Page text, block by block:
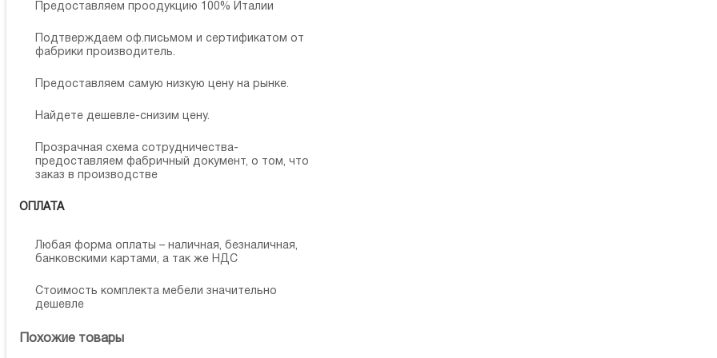
Предоставляем проодукцию 100% Италии
Подтверждаем оф.письмом и сертификатом от
фабрики производитель.
Предоставляем самую низкую цену на рынке.
Найдете дешевле-снизим цену.
Прозрачная схема сотрудничества-
предоставляем фабричный документ, о том, что
заказ в производстве
ОПЛАТА
Любая форма оплаты – наличная, безналичная,
банковскими картами, а так же НДС
Стоимость комплекта мебели значительно
дешевле
Похожие товары